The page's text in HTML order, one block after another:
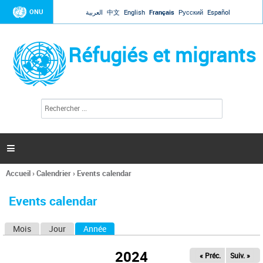
Jump to navigation
ONU العربية 中文 English Français Русский Español
Réfugiés et migrants
l
c
h
e

Vous
ici
Accueil›Calendrier› Events calendar
Events calendar
Mois Jour Année
2024 « Préc. Suiv. »